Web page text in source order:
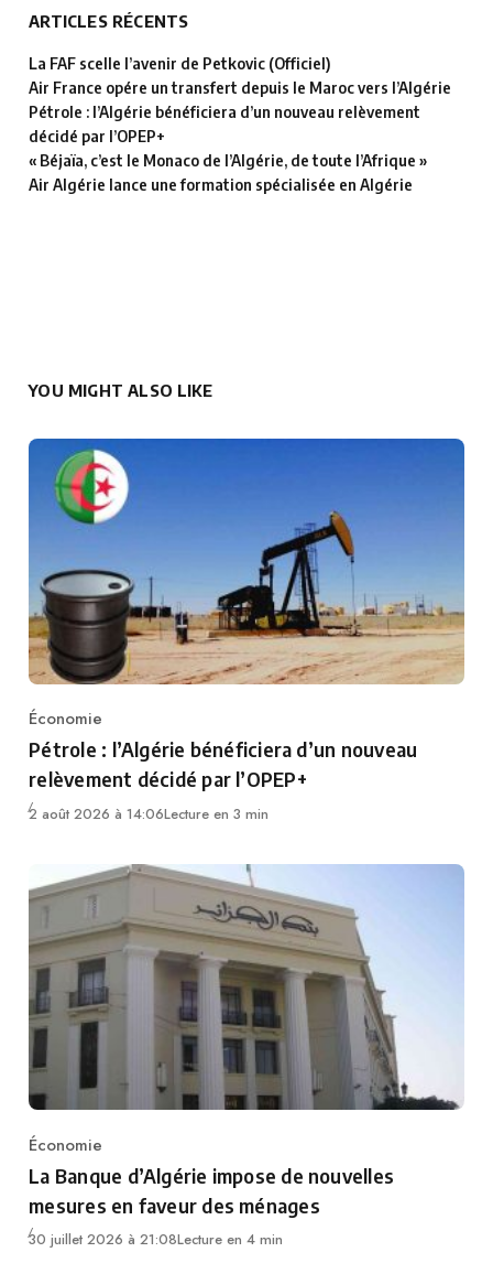
ARTICLES RÉCENTS
La FAF scelle l’avenir de Petkovic (Officiel)
Air France opére un transfert depuis le Maroc vers l’Algérie
Pétrole : l’Algérie bénéficiera d’un nouveau relèvement
décidé par l’OPEP+
« Béjaïa, c’est le Monaco de l’Algérie, de toute l’Afrique »
Air Algérie lance une formation spécialisée en Algérie
YOU MIGHT ALSO LIKE
Category
Économie
Pétrole : l’Algérie bénéficiera d’un nouveau
relèvement décidé par l’OPEP+
2 août 2026 à 14:06Lecture en 3 min
Category
Économie
La Banque d’Algérie impose de nouvelles
mesures en faveur des ménages
30 juillet 2026 à 21:08Lecture en 4 min